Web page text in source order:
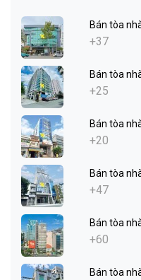
Bán tòa
+37
Bán tòa
+25
Bán tòa
+20
Bán tòa
+47
Bán tòa
+60
Bán tòa